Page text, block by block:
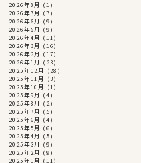
2026年8月 (1)
2026年7月 (7)
2026年6月 (9)
2026年5月 (9)
2026年4月 (11)
2026年3月 (16)
2026年2月 (17)
2026年1月 (23)
2025年12月 (28)
2025年11月 (3)
2025年10月 (1)
2025年9月 (4)
2025年8月 (2)
2025年7月 (5)
2025年6月 (4)
2025年5月 (6)
2025年4月 (5)
2025年3月 (9)
2025年2月 (9)
2025年1月 (11)